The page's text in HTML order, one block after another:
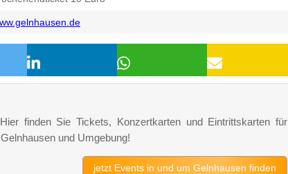
finden Sie Tickets, Konzertkarten und Eintrittskarten für
und Umgebung!
jetzt Events in und um Gelnhausen finden